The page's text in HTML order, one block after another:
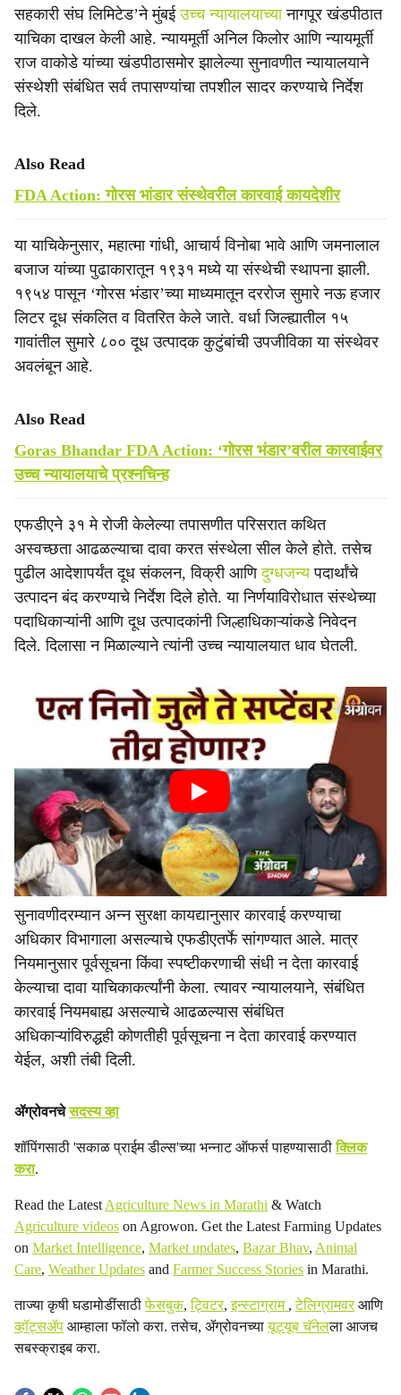
सहकारी संघ लिमिटेड’ने मुंबईउच्च न्यायालयाच्यानागपूर खंडपीठात
याचिका दाखल केली आहे. न्यायमूर्ती अनिल किलोर आणि न्यायमूर्ती
राज वाकोडे यांच्या खंडपीठासमोर झालेल्या सुनावणीत न्यायालयाने
संस्थेशी संबंधित सर्व तपासण्यांचा तपशील सादर करण्याचे निर्देश
दिले.
Also Read
FDA Action: गोरस भांडार संस्थेवरील कारवाई कायदेशीर
या याचिकेनुसार, महात्मा गांधी, आचार्य विनोबा भावे आणि जमनालाल
बजाज यांच्या पुढाकारातून १९३१ मध्ये या संस्थेची स्थापना झाली.
१९५४ पासून ‘गोरस भंडार’च्या माध्यमातून दररोज सुमारे नऊ हजार
लिटर दूध संकलित व वितरित केले जाते. वर्धा जिल्ह्यातील १५
गावांतील सुमारे ८०० दूध उत्पादक कुटुंबांची उपजीविका या संस्थेवर
अवलंबून आहे.
Also Read
Goras Bhandar FDA Action: ‘गोरस भंडार’वरील कारवाईवर
उच्च न्यायालयाचे प्रश्‍नचिन्ह
एफडीएने ३१ मे रोजी केलेल्या तपासणीत परिसरात कथित
अस्वच्छता आढळल्याचा दावा करत संस्थेला सील केले होते. तसेच
पुढील आदेशापर्यंत दूध संकलन, विक्री आणिदुग्धजन्यपदार्थांचे
उत्पादन बंद करण्याचे निर्देश दिले होते. या निर्णयाविरोधात संस्थेच्या
पदाधिकाऱ्यांनी आणि दूध उत्पादकांनी जिल्हाधिकाऱ्यांकडे निवेदन
दिले. दिलासा न मिळाल्याने त्यांनी उच्च न्यायालयात धाव घेतली.
सुनावणीदरम्यान अन्न सुरक्षा कायद्यानुसार कारवाई करण्याचा
अधिकार विभागाला असल्याचे एफडीएतर्फे सांगण्यात आले. मात्र
नियमानुसार पूर्वसूचना किंवा स्पष्टीकरणाची संधी न देता कारवाई
केल्याचा दावा याचिकाकर्त्यांनी केला. त्यावर न्यायालयाने, संबंधित
कारवाई नियमबाह्य असल्याचे आढळल्यास संबंधित
अधिकाऱ्यांविरुद्धही कोणतीही पूर्वसूचना न देता कारवाई करण्यात
येईल, अशी तंबी दिली.
ॲग्रोवनचेसदस्य व्हा
शॉपिंगसाठी 'सकाळ प्राईम डील्स'च्या भन्नाट ऑफर्स पाहण्यासाठीक्लिक
करा.
Read the Latest Agriculture News in Marathi & Watch
Agriculture videos on Agrowon. Get the Latest Farming Updates
on Market Intelligence, Market updates, Bazar Bhav, Animal
Care, Weather Updates and Farmer Success Stories in Marathi.
ताज्या कृषी घडामोडींसाठीफेसबुक,ट्विटर,इन्स्टाग्राम ,टेलिग्रामवरआणि
व्हॉट्सॲप आम्हाला फॉलो करा. तसेच, ॲग्रोवनच्यायूट्यूब चॅनेलला आजच
सबस्क्राइब करा.